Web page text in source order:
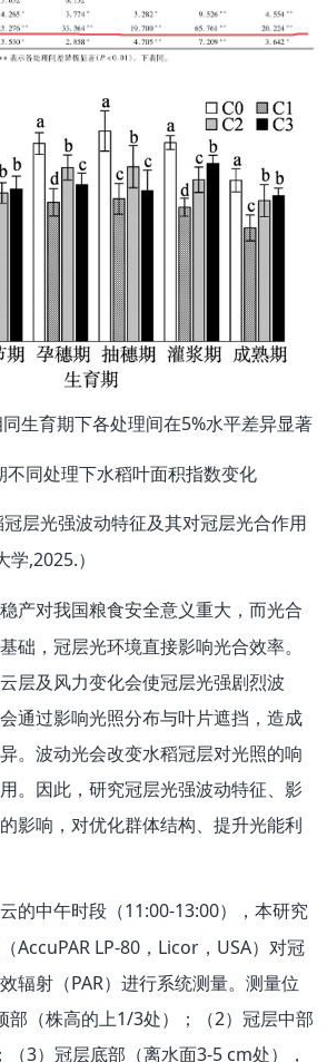
生育期下各处理间在5%水平差异显著
不同处理下水稻叶面积指数变化
冠层光强波动特征及其对冠层光合作用
,2025.）
产对我国粮食安全意义重大，而光合
础，冠层光环境直接影响光合效率。
层及风力变化会使冠层光强剧烈波
通过影响光照分布与叶片遮挡，造成
。波动光会改变水稻冠层对光照的响
。因此，研究冠层光强波动特征、影
影响，对优化群体结构、提升光能利
的中午时段（11:00-13:00），本研究
AccuPAR LP-80，Licor，USA）对冠
辐射（PAR）进行系统测量。测量位
部（株高的上1/3处）；（2）冠层中部
（3）冠层底部（离水面3-5 cm处），